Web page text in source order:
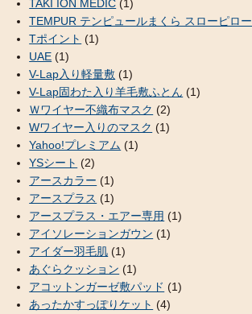
TAKI ION MEDIC (1)
TEMPUR テンピュールまくら スローピロー
Tポイント (1)
UAE (1)
V-Lap入り軽量敷 (1)
V-Lap固わた入り羊毛敷ふとん (1)
Ｗワイヤー不織布マスク (2)
Wワイヤー入りのマスク (1)
Yahoo!プレミアム (1)
YSシート (2)
アースカラー (1)
アースプラス (1)
アースプラス・エアー専用 (1)
アイソレーションガウン (1)
アイダー羽毛肌 (1)
あぐらクッション (1)
アコットンガーゼ敷パッド (1)
あったかすっぽりケット (4)